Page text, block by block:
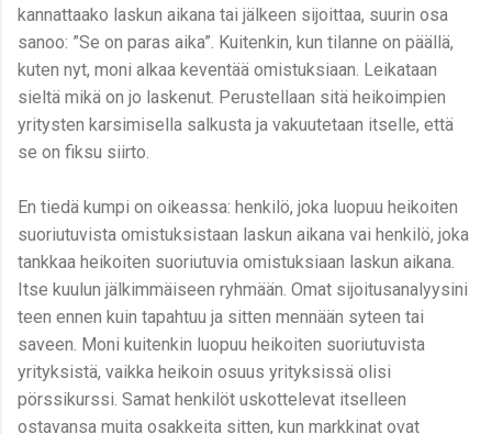
kannattaako laskun aikana tai jälkeen sijoittaa, suurin osa
sanoo: ”Se on paras aika”. Kuitenkin, kun tilanne on päällä,
kuten nyt, moni alkaa keventää omistuksiaan. Leikataan
sieltä mikä on jo laskenut. Perustellaan sitä heikoimpien
yritysten karsimisella salkusta ja vakuutetaan itselle, että
se on fiksu siirto.
En tiedä kumpi on oikeassa: henkilö, joka luopuu heikoiten
suoriutuvista omistuksistaan laskun aikana vai henkilö, joka
tankkaa heikoiten suoriutuvia omistuksiaan laskun aikana.
Itse kuulun jälkimmäiseen ryhmään. Omat sijoitusanalyysini
teen ennen kuin tapahtuu ja sitten mennään syteen tai
saveen. Moni kuitenkin luopuu heikoiten suoriutuvista
yrityksistä, vaikka heikoin osuus yrityksissä olisi
pörssikurssi. Samat henkilöt uskottelevat itselleen
ostavansa muita osakkeita sitten, kun markkinat ovat